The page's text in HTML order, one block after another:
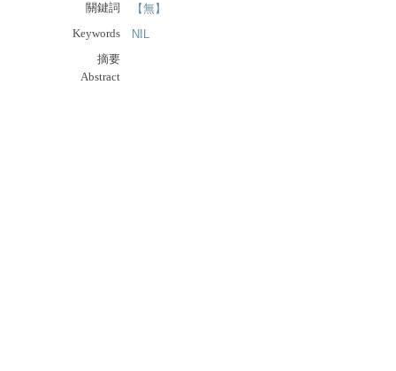
關鍵詞
【無】
Keywords
NIL
摘要
Abstract